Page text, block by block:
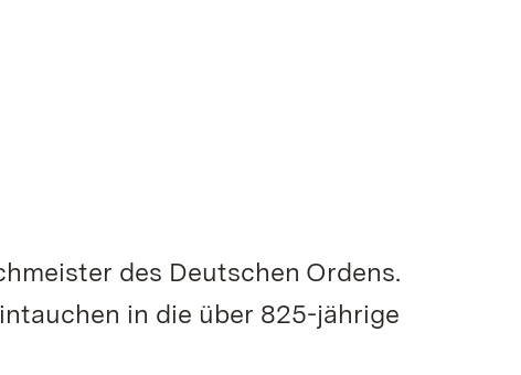
des Deutschen Ordens.
in die über 825-jährige